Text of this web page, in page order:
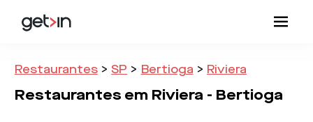
Restaurantes > SP > Bertioga > Riviera
Restaurantes em Riviera - Bertioga